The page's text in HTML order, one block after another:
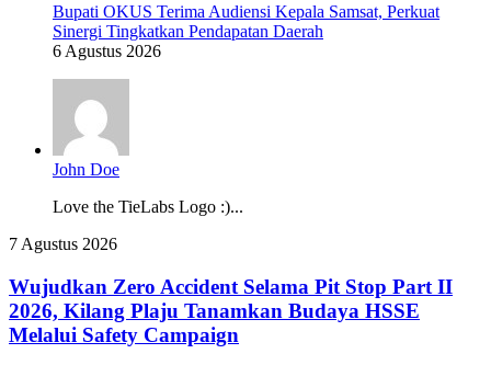
Bupati OKUS Terima Audiensi Kepala Samsat, Perkuat
Sinergi Tingkatkan Pendapatan Daerah
6 Agustus 2026
John Doe
Love the TieLabs Logo :)...
Wujudkan
Accident
Selama
Pit
Stop
7 Agustus 2026
Wujudkan Zero Accident Selama Pit Stop Part II
2026, Kilang Plaju Tanamkan Budaya HSSE
Melalui Safety Campaign